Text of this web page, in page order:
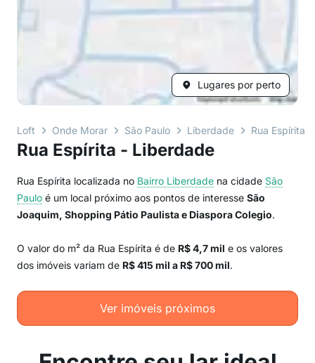
Lugares por perto
Loft Onde Morar São Paulo Liberdade Rua Espírita
Rua Espírita - Liberdade
Rua Espírita localizada no Bairro Liberdade na cidade São
Paulo é um local próximo aos pontos de interesse São
Joaquim, Shopping Pátio Paulista e Diaspora Colegio.
O valor do m² da Rua Espírita é de R$ 4,7 mil e os valores
dos imóveis variam de R$ 415 mil a R$ 700 mil.
Ver imóveis próximos